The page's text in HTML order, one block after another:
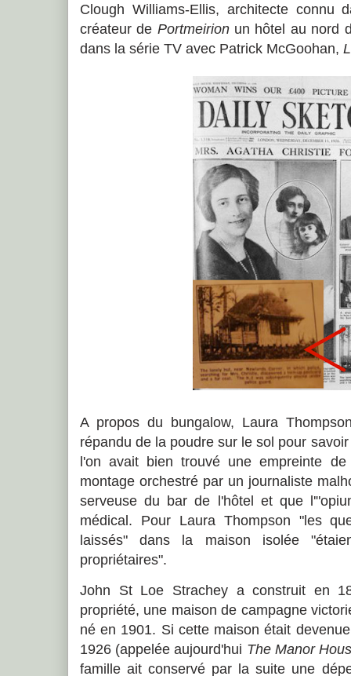
Clough Williams-Ellis, architecte connu
créateur de Portmeirionun hôtel au nord
dans la série TV avec Patrick McGoohan,
A propos du bungalow, Laura
répandu de la poudre sur le sol pour
l'on avait bien trouvé une empreinte
montage orchestré par un journaliste
serveuse du bar de l'hôtel et que
médical. Pour Laura Thompson "les
laissés" dans la maison isolée
propriétaires".
John St Loe Strachey a construit en
propriété, une maison de campagne
né en 1901. Si cette maison était
1926 (appelée aujourd'hui The Manor
famille ait conservé par la suite une